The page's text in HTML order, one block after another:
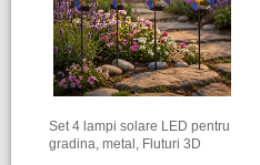
Set 4 lampi solare LED pentru
gradina, metal, Fluturi 3D